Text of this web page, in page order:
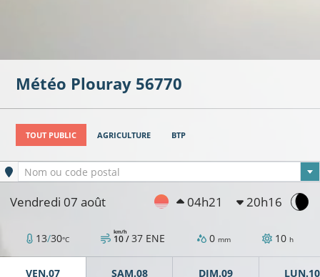
Météo Plouray 56770
TOUT PUBLIC AGRICULTURE BTP
Ville sélectionnée
Nom ou code postal
Vendredi 07 août 04h21 20h16
13/30°C 10 /
km/h 37 ENE 0 mm 10 h
VEN.07 SAM.08 DIM.09 LUN.10